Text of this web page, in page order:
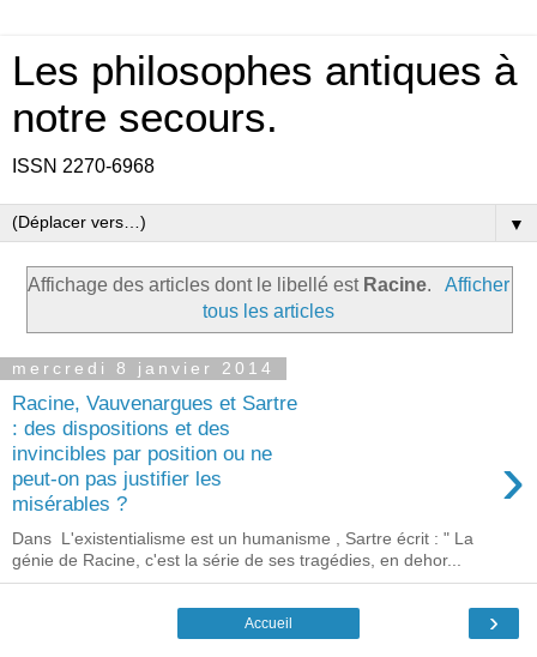
Les philosophes antiques à
notre secours.
ISSN 2270-6968
▼
Affichage des articles dont le libellé est Racine.
Afficher
tous les articles
mercredi 8 janvier 2014
Racine, Vauvenargues et Sartre
: des dispositions et des
invincibles par position ou ne
peut-on pas justifier les
misérables ?
›
Dans L'existentialisme est un humanisme , Sartre écrit : " La
génie de Racine, c'est la série de ses tragédies, en dehor...
›
Accueil